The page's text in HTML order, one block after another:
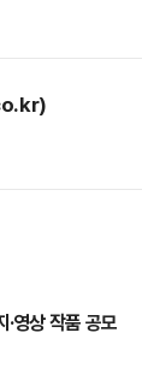
영상 작품 공모